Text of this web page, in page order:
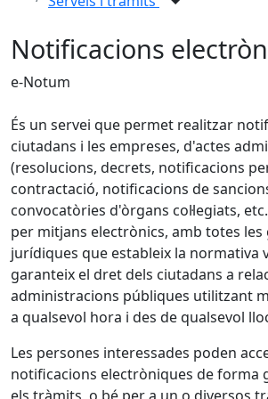
Notificacions
e-Notum
És un servei que permet realitzar
ciutadans i les empreses, d'actes
(resolucions, decrets, notificacions
contractació, notificacions de
convocatòries d'òrgans col·legiats,
per mitjans electrònics, amb totes les
jurídiques que estableix la normativa
garanteix el dret dels ciutadans a
administracions públiques utilitzant
a qualsevol hora i des de qualsevol
Les persones interessades poden
notificacions electròniques de forma